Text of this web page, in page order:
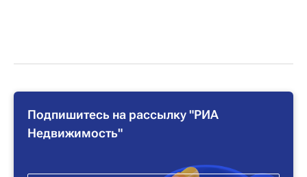
Подпишитесь на рассылку "РИА
Недвижимость"